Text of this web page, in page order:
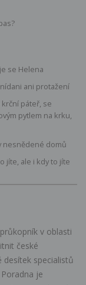
se Helena
ani protažení
páteř, se
pytlem na krku,
nesnědené domů
jíte, ale i kdy to jíte
v oblasti
české
desítek specialistů
je